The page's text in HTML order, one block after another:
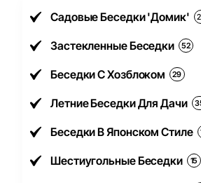
Садовые Беседки 'Домик'
Застекленные Беседки 52
Беседки С Хозблоком 29
Летние Беседки Для Дачи
Беседки В Японском Стиле
Шестиугольные Беседки 15